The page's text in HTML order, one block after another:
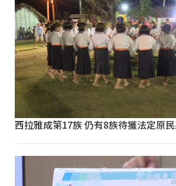
西拉雅成第17族 仍有8族待獲法定原